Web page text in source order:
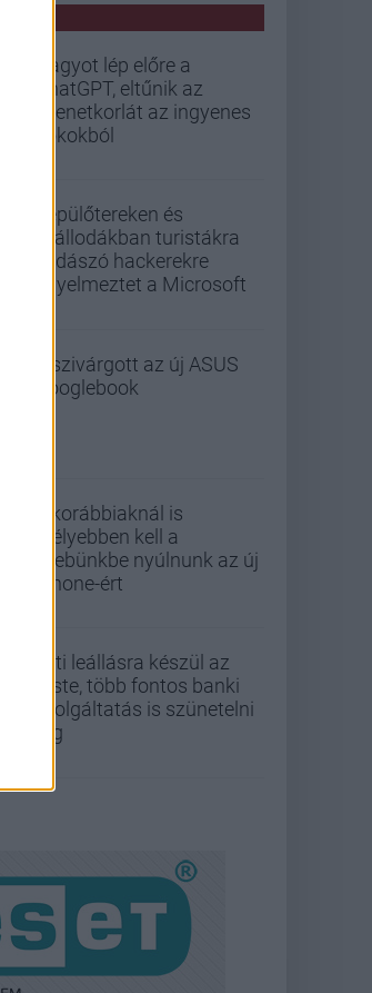
Nagyot lép előre a
ChatGPT, eltűnik az
üzenetkorlát az ingyenes
fiókokból
Repülőtereken és
szállodákban turistákra
vadászó hackerekre
figyelmeztet a Microsoft
Kiszivárgott az új ASUS
Googlebook
A korábbiaknál is
mélyebben kell a
zsebünkbe nyúlnunk az új
iPhone-ért
Esti leállásra készül az
Erste, több fontos banki
szolgáltatás is szünetelni
fog